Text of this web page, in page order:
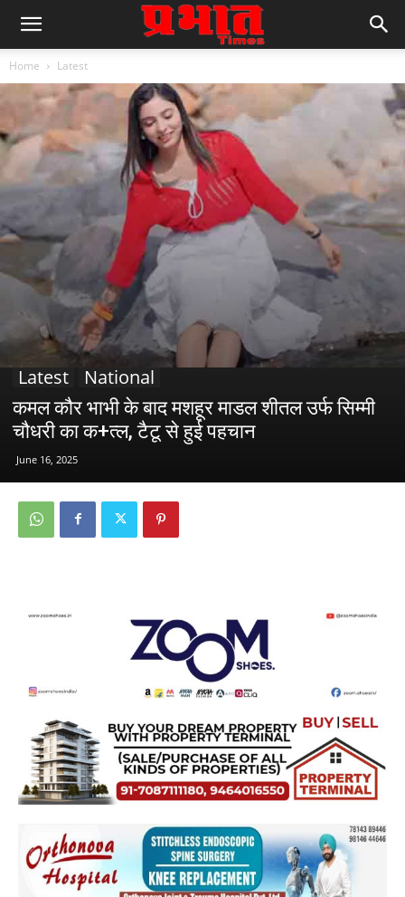
Home Latest
Latest National
कमल कौर भाभी के बाद मशहूर माडल शीतल उर्फ सिम्मी
चौधरी का क+त्ल, टैटू से हुई पहचान
June 16, 2025